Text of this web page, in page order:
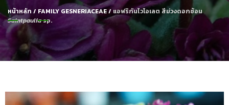
หน้าหลัก / FAMILY GESNERIACEAE/แอฟริกันไวโอเลต สีม่วงดอกซ้อน
Saintpauliasp.